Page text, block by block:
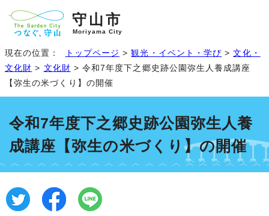
守山市
Moriyama City
現在の位置： トップページ >観光・イベント・学び >文化・
文化財 > 文化財 > 令和7年度下之郷史跡公園弥生人養成講座
【弥生の米づくり】の開催
令和7年度下之郷史跡公園弥生人養
成講座【弥生の米づくり】の開催